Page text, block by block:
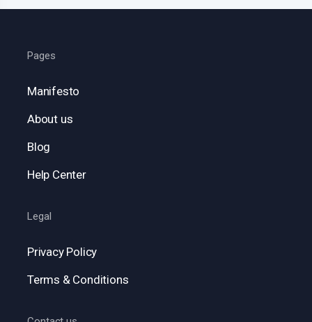
Pages
Manifesto
About us
Blog
Help Center
Legal
Privacy Policy
Terms & Conditions